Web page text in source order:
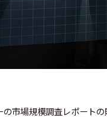
市場規模調査レポートの